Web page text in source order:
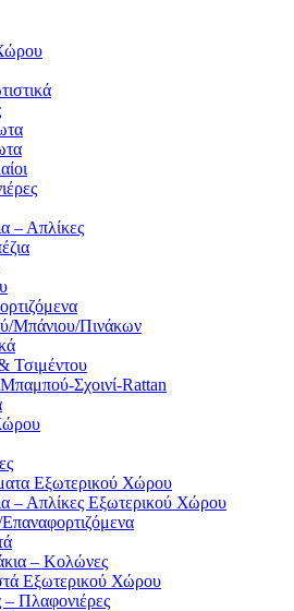
– Απλίκες
Μπάνιου/Πινάκων
Τσιμέντου
Σχοινί-Rattan
Εξωτερικού Χώρου
– Απλίκες Εξωτερικού Χώρου
– Κολώνες
Εξωτερικού Χώρου
Πλαφονιέρες